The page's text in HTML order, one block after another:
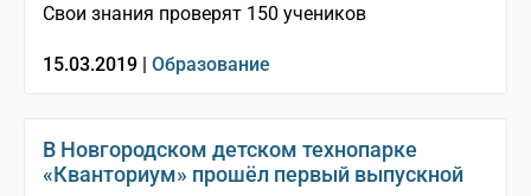
Свои знания проверят 150 учеников
15.03.2019 | Образование
В Новгородском детском технопарке
«Кванториум» прошёл первый выпускной